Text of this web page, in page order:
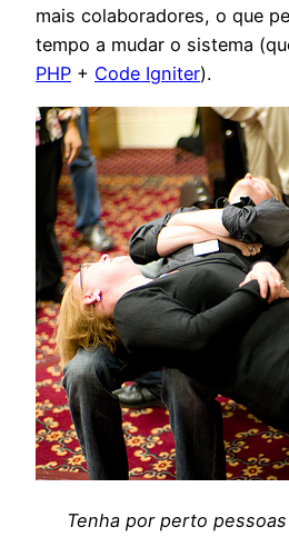
mais colaboradores, o que
tempo a mudar o sistema
PHP + Code Igniter).
Tenha por perto